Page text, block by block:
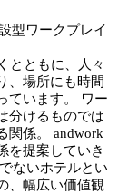
型ワークプレイ
とともに、人々
、場所にも時間
ています。​ ワー
分けるものでは
関係。 ​andwork
を提案していき
ないホテルとい
、幅広い価値観